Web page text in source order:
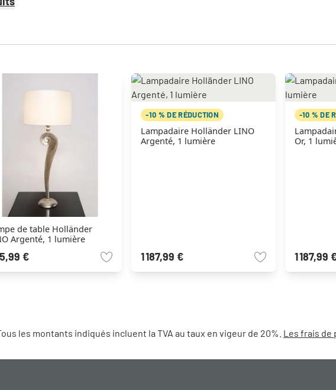
de table Holländer
Argenté, 1 lumière
€
-10 % DE RÉDUCTION
Lampadaire Holländer LINO
Argenté, 1 lumière
1 187,99 €
-10 % DE
Or, 1
1 187,99
les montants indiqués incluent la TVA au taux en vigeur de 20%. Les frais de